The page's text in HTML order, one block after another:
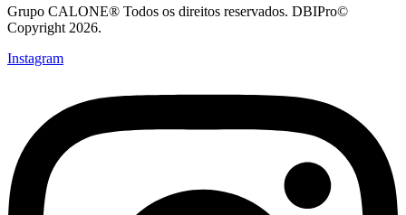
Grupo CALONE® Todos os direitos reservados. DBIPro©
Copyright 2026.
Instagram